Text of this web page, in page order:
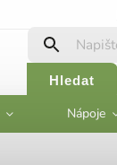
Hledat
Nápoje